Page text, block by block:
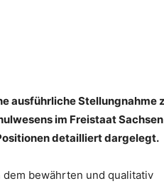
ausführliche Stellungnahme
im Freistaat
detailliert dargelegt.
bewährten und qualitativ